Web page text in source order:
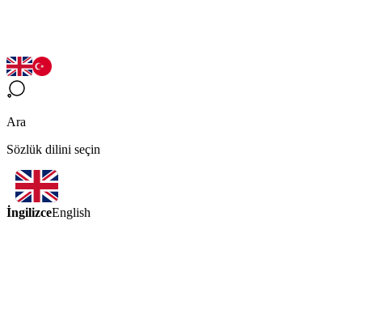
Ara
Sözlük dilini seçin
İngilizceEnglish